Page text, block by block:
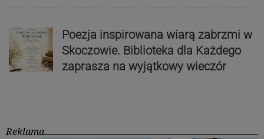
Poezja inspirowana wiarą zabrzmi w
Skoczowie. Biblioteka dla Każdego
zaprasza na wyjątkowy wieczór
Reklama